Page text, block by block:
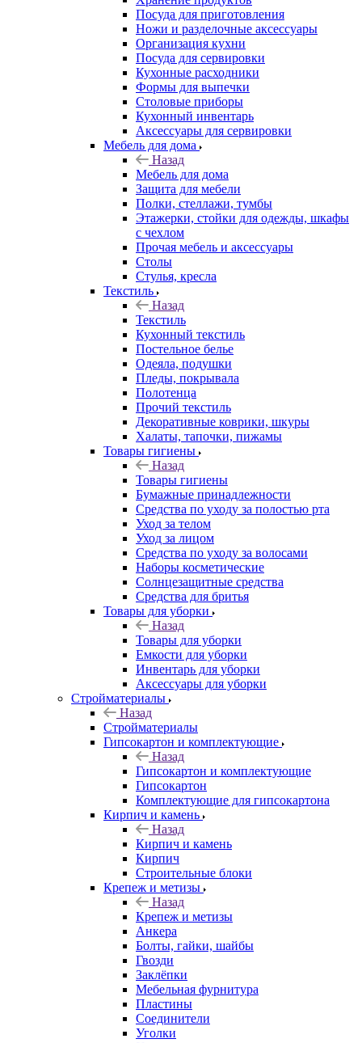
Посуда для приготовления
Ножи и разделочные аксессуары
Организация кухни
Посуда для сервировки
Кухонные расходники
Формы для выпечки
Столовые приборы
Кухонный инвентарь
Аксессуары для сервировки
Мебель для дома
Назад
Мебель для дома
Защита для мебели
Полки, стеллажи, тумбы
Этажерки, стойки для одежды, шкафы
с чехлом
Прочая мебель и аксессуары
Столы
Стулья, кресла
Текстиль
Назад
Текстиль
Кухонный текстиль
Постельное белье
Одеяла, подушки
Пледы, покрывала
Полотенца
Прочий текстиль
Декоративные коврики, шкуры
Халаты, тапочки, пижамы
Товары гигиены
Назад
Товары гигиены
Бумажные принадлежности
Средства по уходу за полостью рта
Уход за телом
Уход за лицом
Средства по уходу за волосами
Наборы косметические
Солнцезащитные средства
Средства для бритья
Товары для уборки
Назад
Товары для уборки
Емкости для уборки
Инвентарь для уборки
Аксессуары для уборки
Стройматериалы
Назад
Стройматериалы
Гипсокартон и комплектующие
Назад
Гипсокартон и комплектующие
Гипсокартон
Комплектующие для гипсокартона
Кирпич и камень
Назад
Кирпич и камень
Кирпич
Строительные блоки
Крепеж и метизы
Назад
Крепеж и метизы
Анкера
Болты, гайки, шайбы
Гвозди
Заклёпки
Мебельная фурнитура
Пластины
Соединители
Уголки